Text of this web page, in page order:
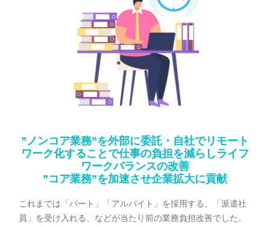
”ノンコア業務”を外部に委託・自社でリモート
ワーク化することで仕事の負担を減らしライフ
ワークバランスの改善
”コア業務”を加速させ企業拡大に貢献
これまでは「パート」「アルバイト」を採用する、「派遣社
員」を受け入れる、などが当たり前の業務負担改善でした。